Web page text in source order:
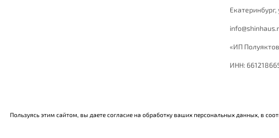
Екатеринбург,
«ИП
ИНН:
Пользуясь этим сайтом, вы даете согласие на обработку ваших персональных данных, в